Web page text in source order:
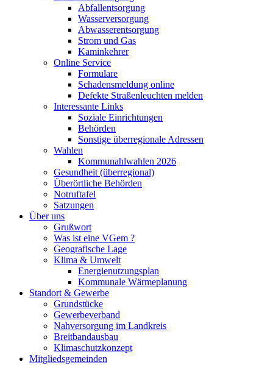
Abfallentsorgung
Wasserversorgung
Abwasserentsorgung
Strom und Gas
Kaminkehrer
Online Service
Formulare
Schadensmeldung online
Defekte Straßenleuchten melden
Interessante Links
Soziale Einrichtungen
Behörden
Sonstige überregionale Adressen
Wahlen
Kommunahlwahlen 2026
Gesundheit (überregional)
Überörtliche Behörden
Notruftafel
Satzungen
Über uns
Grußwort
Was ist eine VGem ?
Geografische Lage
Klima & Umwelt
Energienutzungsplan
Kommunale Wärmeplanung
Standort & Gewerbe
Grundstücke
Gewerbeverband
Nahversorgung im Landkreis
Breitbandausbau
Klimaschutzkonzept
Mitgliedsgemeinden